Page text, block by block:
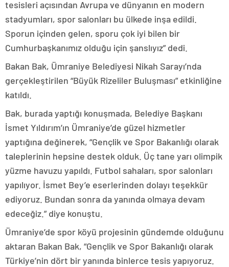
tesisleri açısından Avrupa ve dünyanın en modern
stadyumları, spor salonları bu ülkede inşa edildi.
Sporun içinden gelen, sporu çok iyi bilen bir
Cumhurbaşkanımız olduğu için şanslıyız” dedi.
Bakan Bak, Ümraniye Belediyesi Nikah Sarayı’nda
gerçekleştirilen “Büyük Rizeliler Buluşması” etkinliğine
katıldı.
Bak, burada yaptığı konuşmada, Belediye Başkanı
İsmet Yıldırım’ın Ümraniye’de güzel hizmetler
yaptığına değinerek, “Gençlik ve Spor Bakanlığı olarak
taleplerinin hepsine destek olduk. Üç tane yarı olimpik
yüzme havuzu yapıldı. Futbol sahaları, spor salonları
yapılıyor. İsmet Bey’e eserlerinden dolayı teşekkür
ediyoruz. Bundan sonra da yanında olmaya devam
edeceğiz.” diye konuştu.
Ümraniye’de spor köyü projesinin gündemde olduğunu
aktaran Bakan Bak, “Gençlik ve Spor Bakanlığı olarak
Türkiye’nin dört bir yanında binlerce tesis yapıyoruz.